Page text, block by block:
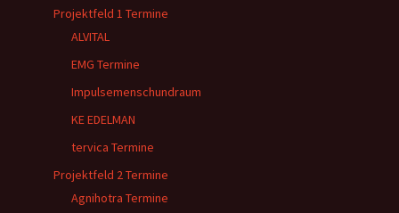
Projektfeld 1 Termine
ALVITAL
EMG Termine
Impulsemenschundraum
KE EDELMAN
tervica Termine
Projektfeld 2 Termine
Agnihotra Termine